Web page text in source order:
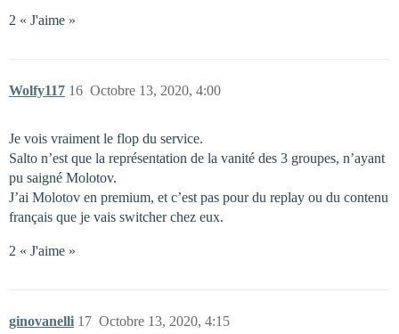
2 « J'aime »
Wolfy117 Octobre 13, 2020, 4:00
16
Je vois vraiment le flop du service.
Salto n’est que la représentation de la vanité des 3 groupes, n’ayant
pu saigné Molotov.
J’ai Molotov en premium, et c’est pas pour du replay ou du contenu
français que je vais switcher chez eux.
2 « J'aime »
ginovanelli Octobre 13, 2020, 4:15
17